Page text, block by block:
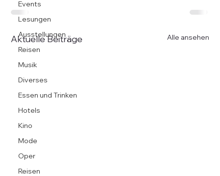
Events
Lesungen
Ausstellungen
Reisen
Musik
Diverses
Essen und Trinken
Hotels
Kino
Mode
Oper
Reisen
Aktuelle Beiträge Alle ansehen